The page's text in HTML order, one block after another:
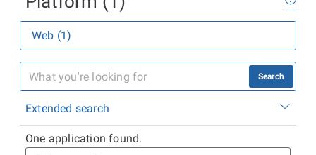
Web (1)
Search
Extended search
One application found.